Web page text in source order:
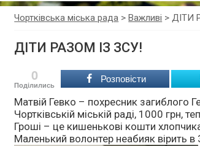
Чортківська міська рада >Важливі >ДІТИ
ДІТИ РАЗОМ ІЗ ЗСУ!
0
Поділились
Розповісти
Матвій Гевко – похресник загиблого
Чортківській міській раді, 1000 грн,
Гроші – це кишенькові кошти
Маленький волонтер неабияк вірить